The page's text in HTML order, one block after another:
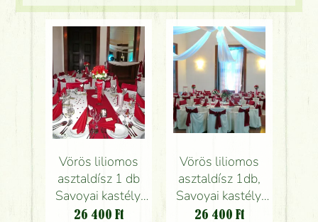
Vörös liliomos
asztaldísz 1 db
Savoyai kastély,
esküvő
26 400 Ft
Vörös liliomos
asztaldísz 1db,
Savoyai kastély,
esküvő
26 400 Ft